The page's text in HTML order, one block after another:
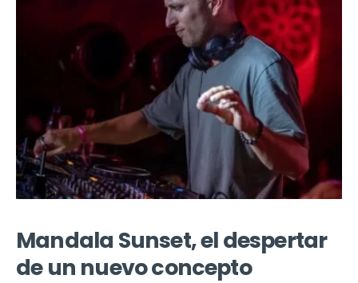
Mandala Sunset, el despertar
de un nuevo concepto